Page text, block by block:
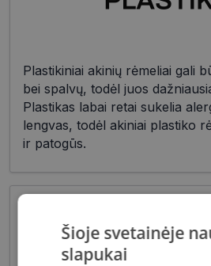
Plastikiniai akinių rėmeliai gali
bei spalvų, todėl juos
Plastikas labai retai sukelia
lengvas, todėl akiniai plastiko
ir patogūs.
Šioje svetainėje
slapukai